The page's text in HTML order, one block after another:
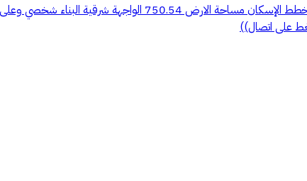
للبيع استراحة جديدة وجاهزة الموقع المدينة المنورة